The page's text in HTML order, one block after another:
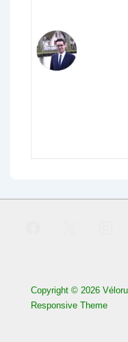
Copyright © 2026
Responsive Theme